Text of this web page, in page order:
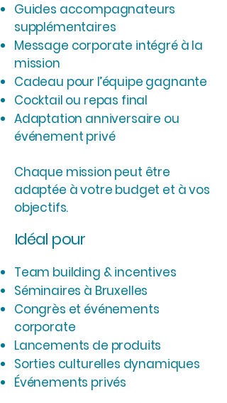
Guides accompagnateurs
supplémentaires
Message corporate intégré à la
mission
Cadeau pour l’équipe gagnante
Cocktail ou repas final
Adaptation anniversaire ou
événement privé
Chaque mission peut être
adaptée à votre budget et à vos
objectifs.
Idéal pour
Team building & incentives
Séminaires à Bruxelles
Congrès et événements
corporate
Lancements de produits
Sorties culturelles dynamiques
Événements privés